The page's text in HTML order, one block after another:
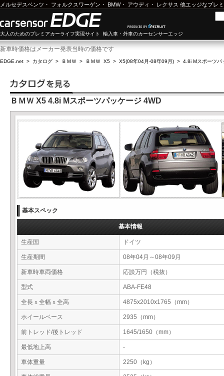
メルセデスベンツ ・ フォルクスワーゲン ・ BMW・ アウディ ・ レクサス 他エッジなプレ
大人のためのプレミアカーライフ実現サイト 輸入車・外車のカーセンサーエッジ
新車時価格はメーカー発表当時の価格です
EDGE.net > カタログ > ＢＭＷ > ＢＭＷ X5 > X5(08年04月-08年09月) > 4.8i Mスポーツパ
ＢＭＷ X5 4.8i Mスポーツパッケージ 4WD
基本スペック
基本情報
生産国 ドイツ
生産期間 08年04月～08年09月
新車時車両価格 応談万円（税抜）
型式 ABA-FE48
全長ｘ全幅ｘ全高 4875x2010x1765（mm）
ホイールベース 2935（mm）
前トレッド/後トレッド 1645/1650（mm）
最低地上高 -
車体重量 2250（kg）